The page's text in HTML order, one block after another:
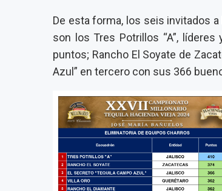
De esta forma, los seis invitados
son los Tres Potrillos “A”,
puntos; Rancho El Soyate de
Azul” en tercero con sus 366